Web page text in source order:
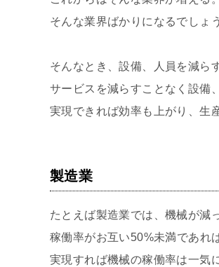
そんな業界ばかりになるでしょう
そんなとき、設備、人員を減ら
サービスを減らすことなく設備
実現できれば効率も上がり、生
製造業
たとえば製造業では、機械が減
稼働率がお互い50%未満であれ
実現すれば機械の稼働率は一気